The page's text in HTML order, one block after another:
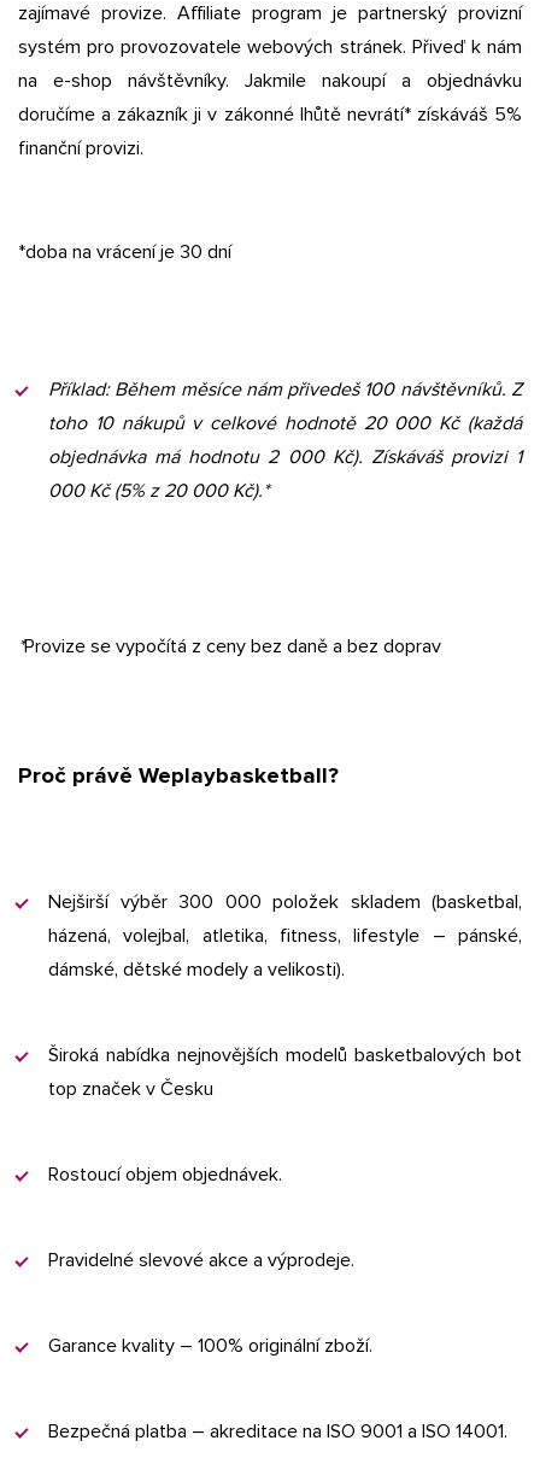
zajímavé provize. Affiliate program je partnerský provizní
systém pro provozovatele webových stránek. Přiveď k nám
na e-shop návštěvníky. Jakmile nakoupí a objednávku
doručíme a zákazník ji v zákonné lhůtě nevrátí* získáváš 5%
finanční provizi.
*doba na vrácení je 30 dní
Příklad: Během měsíce nám přivedeš 100 návštěvníků. Z
toho 10 nákupů v celkové hodnotě 20 000 Kč (každá
objednávka má hodnotu 2 000 Kč). Získáváš provizi 1
000 Kč (5% z 20 000 Kč).*
*Provize se vypočítá z ceny bez daně a bez doprav
Proč právě Weplaybasketball?
Nejširší výběr 300 000 položek skladem (basketbal,
házená, volejbal, atletika, fitness, lifestyle – pánské,
dámské, dětské modely a velikosti).
Široká nabídka nejnovějších modelů basketbalových bot
top značek v Česku
Rostoucí objem objednávek.
Pravidelné slevové akce a výprodeje.
Garance kvality – 100% originální zboží.
Bezpečná platba – akreditace na ISO 9001 a ISO 14001.